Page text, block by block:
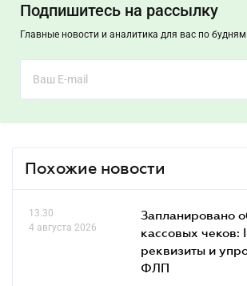
Подпишитесь на рассылку
Главные новости и аналитика для вас по будням
Похожие новости
13.30
4 августа 2026
Запланировано
кассовых чеков:
реквизиты и
ФЛП